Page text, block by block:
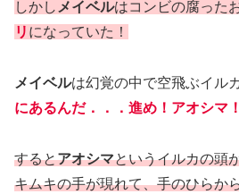
しかしメイベルはコンビの腐った
リ になっていた！
メイベルは幻覚の中で空飛ぶイル
にあるんだ．．．進め！アオシマ
するとアオシマというイルカの頭
キムキの手が現れて、手のひらか